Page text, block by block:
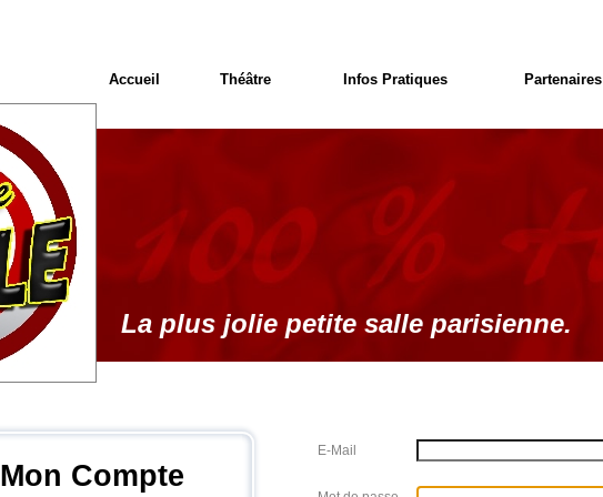
Mon Compte
E-Mail
La plus jolie petite salle parisienne.
Accueil Théâtre Infos Pratiques Partenaires